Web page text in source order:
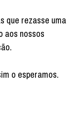
que rezasse uma
aos nossos
o esperamos.